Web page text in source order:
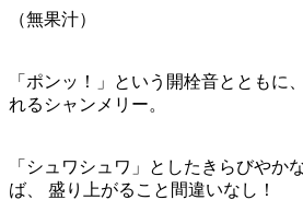
（無果汁）
「ポンッ！」という開栓音とともに
れるシャンメリー。
「シュワシュワ」としたきらびやか
ば、 盛り上がること間違いなし！